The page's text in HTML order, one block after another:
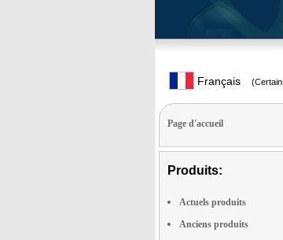
Français
Page d'accueil
Produits:
Actuels produits
Anciens produits